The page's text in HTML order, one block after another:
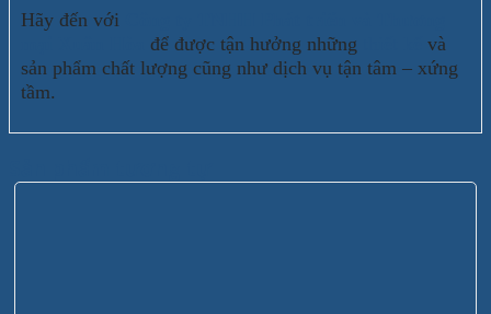
Hãy đến với
để được tận hưởng những
và
sản phẩm chất lượng cũng như dịch vụ tận tâm – xứng
tầm.